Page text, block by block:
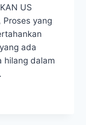
US
Proses yang
ada
hilang dalam